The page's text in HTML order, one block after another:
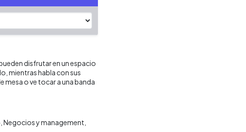
disfrutar en un espacio
mientras habla con sus
o ve tocar a una banda
Negocios y management